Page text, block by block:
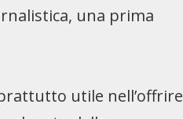
una prima
utile nell’offrire